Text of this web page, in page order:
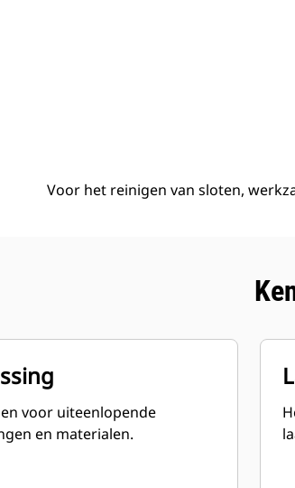
Voor het reinigen van sloten,
voor uiteenlopende
en materialen.